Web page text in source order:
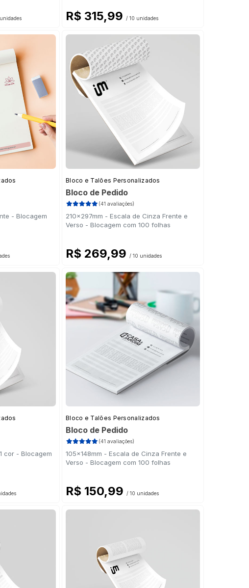
R$ 315,99 / 10 unidades
- Blocagem
Bloco e Talões Personalizados
Bloco de Pedido
(41 avaliações)
210x297mm - Escala de Cinza Frente e
Verso - Blocagem com 100 folhas
R$ 269,99 / 10 unidades
cor - Blocagem
Bloco e Talões Personalizados
Bloco de Pedido
(41 avaliações)
105x148mm - Escala de Cinza Frente e
Verso - Blocagem com 100 folhas
R$ 150,99 / 10 unidades